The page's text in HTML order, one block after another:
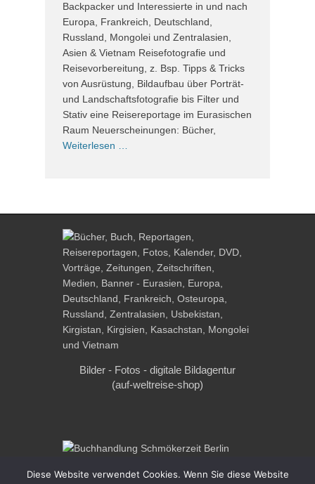
Backpacker und Interessierte in und nach
Europa, Frankreich, Deutschland,
Russland, Mongolei und Zentralasien,
Asien & Vietnam Reisefotografie und
Reisevorbereitung, z. Bsp. Tipps & Tricks
von Ausrüstung, Bildaufbau über Porträt-
und Landschaftsfotografie bis Filter und
Stativ eine Reisereportage im Eurasischen
Raum Neuerscheinungen: Bücher,
Weiterlesen …
Bilder - Fotos - digitale Bildagentur
(auf-weltreise-shop)
Diese Website verwendet Cookies. Wenn Sie diese Website